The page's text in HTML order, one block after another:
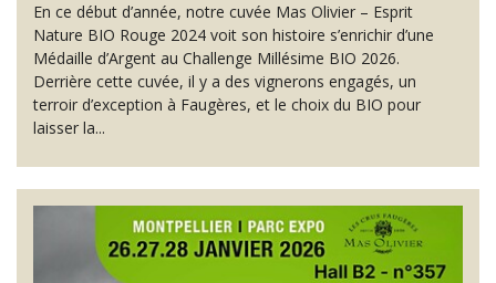
En ce début d’année, notre cuvée Mas Olivier – Esprit
Nature BIO Rouge 2024 voit son histoire s’enrichir d’une
Médaille d’Argent au Challenge Millésime BIO 2026.
Derrière cette cuvée, il y a des vignerons engagés, un
terroir d’exception à Faugères, et le choix du BIO pour
laisser la...